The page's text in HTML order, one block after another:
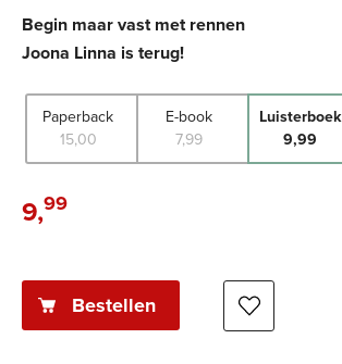
Begin maar vast met rennen
Joona Linna is terug!
Paperback
15,00
E-book
7,99
Luisterboek
9,99
Luisterboek:
9,99
Bestellen